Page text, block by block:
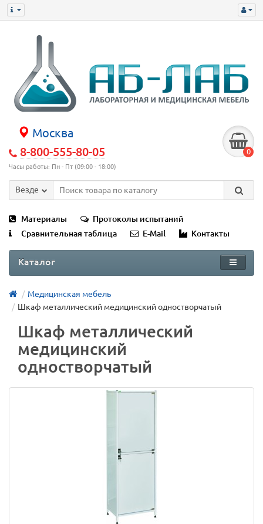
Москва
8-800-555-80-05
Часы работы: Пн - Пт (09:00 - 18:00)
0
Везде
Материалы
Протоколы испытаний
Сравнительная таблица
E-Mail Контакты
Каталог
Медицинская мебель
Шкаф металлический медицинский одностворчатый
Шкаф металлический
медицинский
одностворчатый